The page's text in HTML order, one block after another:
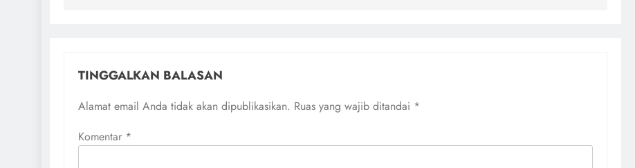
TINGGALKAN BALASAN
Alamat email Anda tidak akan dipublikasikan. Ruas yang wajib ditandai *
Komentar *